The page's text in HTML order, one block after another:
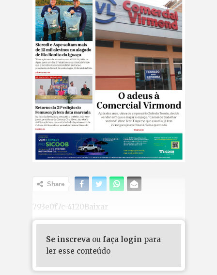
Share
793e0f7c-4120Baixar
Se inscrevaou faça login para
ler esse conteúdo